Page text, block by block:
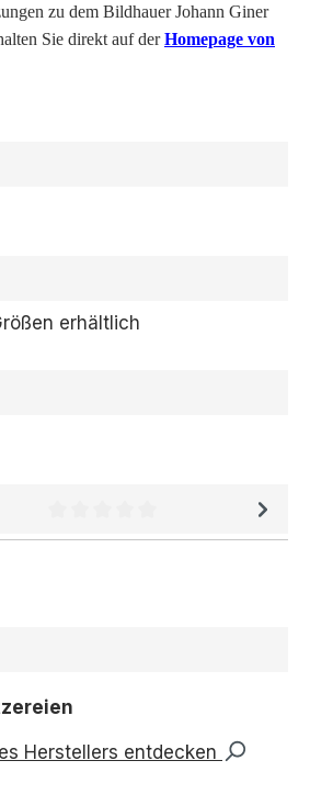
zu dem Bildhauer Johann Giner
Sie direkt auf derHomepage von
erhältlich
Durchschnittliche Bewertung
Herstellers entdecken